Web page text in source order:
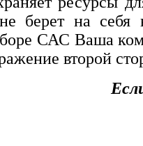
берет на себя
САС Ваша
второй